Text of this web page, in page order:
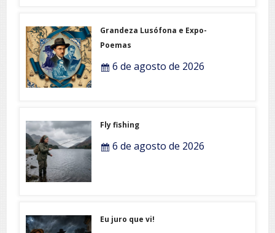
Grandeza Lusófona e Expo-
Poemas
6 de agosto de 2026
Fly fishing
6 de agosto de 2026
Eu juro que vi!